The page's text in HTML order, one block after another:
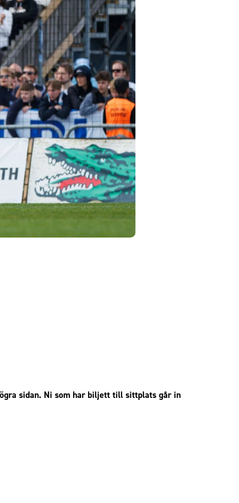
sidan. Ni som har biljett till sittplats går in